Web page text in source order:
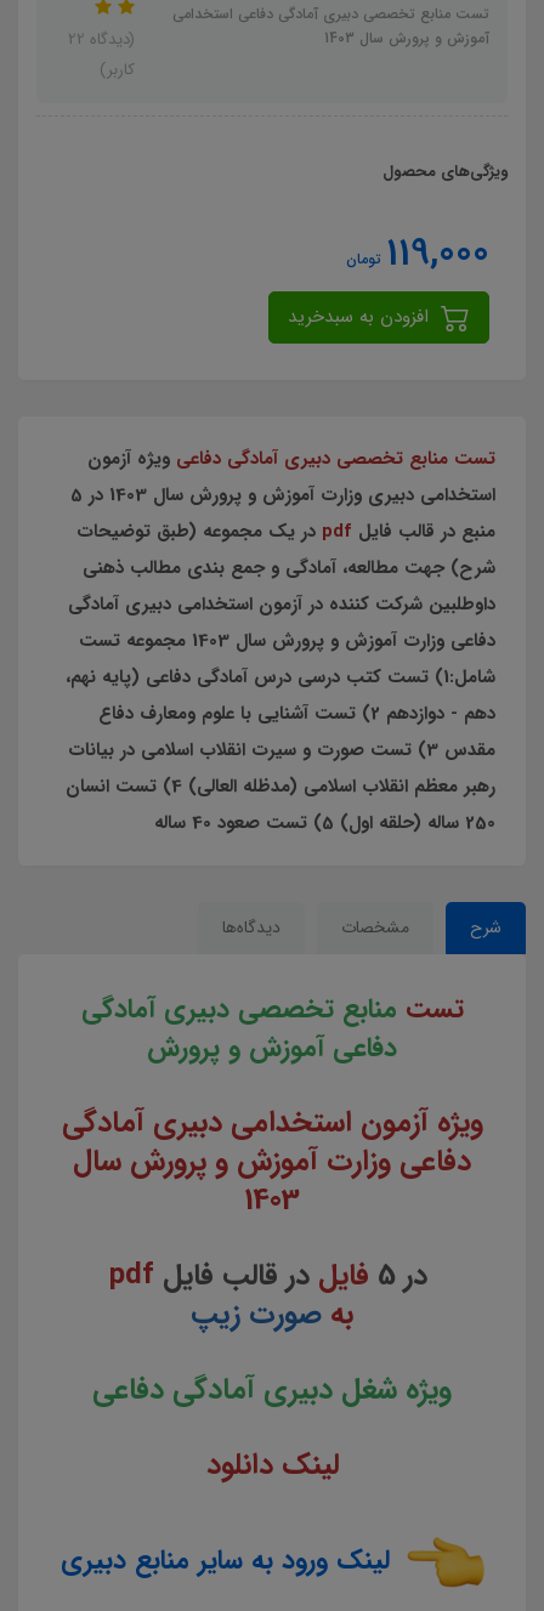
تست منابع تخصصی دبیری آمادگی دفاعی استخدامی
آموزش و پرورش سال 1403
(دیدگاه 22
کاربر)
ویژگی‌های محصول
119,000 تومان
تست منابع تخصصی دبیری آمادگی دفاعی ویژه آزمون
استخدامی دبیری وزارت آموزش و پرورش سال 1403 در 5
منبع در قالب فایل pdf در یک مجموعه (طبق توضیحات
شرح) جهت مطالعه، آمادگی و جمع بندی مطالب ذهنی
داوطلبین شرکت کننده در آزمون استخدامی دبیری آمادگی
دفاعی وزارت آموزش و پرورش سال 1403 مجموعه تست
شامل:1) تست كتب درسي درس آمادگي دفاعي (پايه نهم،
دهم - دوازدهم 2) تست آشنايي با علوم ومعارف دفاع
مقدس 3) تست صورت و سیرت انقلاب اسلامي در بيانات
رهبر معظم انقلاب اسلامي (مدظله العالي) 4) تست انسان
250 ساله (حلقه اول) 5) تست صعود 40 ساله
شرح مشخصات دیدگاه‌ها
تست منابع تخصصی دبیری آمادگی
دفاعی آموزش و پرورش
ویژه آزمون استخدامی دبیری آمادگی
دفاعی وزارت آموزش و پرورش سال
1403
در 5 فایل در قالب فایل pdf
به صورت زیپ
ویژه شغل دبیری آمادگی دفاعی
لینک دانلود
لینک ورود به سایر منابع دبیری